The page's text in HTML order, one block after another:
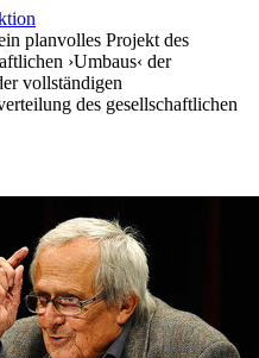
planvolles Projekt des
›Umbaus‹ der
vollständigen
des gesellschaftlichen